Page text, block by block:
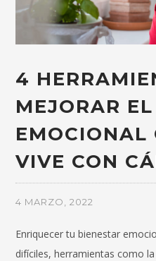
4
MEJORAR
EMOCIONAL
VIVE CON
4 MARZO, 2022
Enriquecer tu bienestar
difíciles, herramientas como